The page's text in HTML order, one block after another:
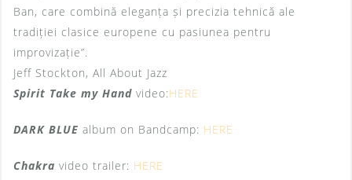
Ban, care combină eleganța și precizia tehnică ale
tradiției clasice europene cu pasiunea pentru
improvizație”.
Jeff Stockton, All About Jazz
Spirit Take my Hand video:HERE
DARK BLUE album on Bandcamp: HERE
Chakra video trailer: HERE